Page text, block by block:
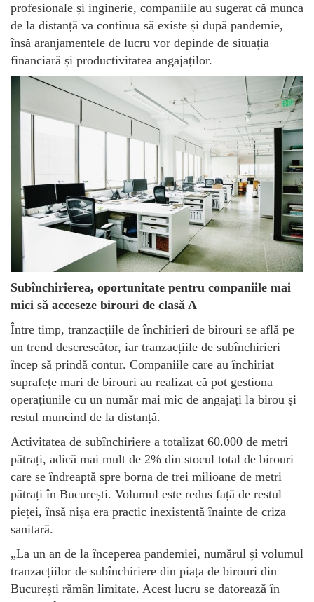
profesionale și inginerie, companiile au sugerat că munca
de la distanță va continua să existe și după pandemie,
însă aranjamentele de lucru vor depinde de situația
financiară și productivitatea angajaților.
Subînchirierea, oportunitate pentru companiile mai
mici să acceseze birouri de clasă A
Între timp, tranzacțiile de închirieri de birouri se află pe
un trend descrescător, iar tranzacțiile de subînchirieri
încep să prindă contur. Companiile care au închiriat
suprafețe mari de birouri au realizat că pot gestiona
operațiunile cu un număr mai mic de angajați la birou și
restul muncind de la distanță.
Activitatea de subînchiriere a totalizat 60.000 de metri
pătrați, adică mai mult de 2% din stocul total de birouri
care se îndreaptă spre borna de trei milioane de metri
pătrați în București. Volumul este redus față de restul
pieței, însă nișa era practic inexistentă înainte de criza
sanitară.
„La un an de la începerea pandemiei, numărul și volumul
tranzacțiilor de subînchiriere din piața de birouri din
București rămân limitate. Acest lucru se datorează în